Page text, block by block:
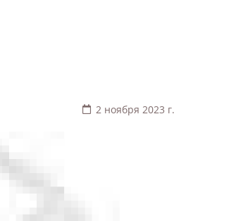
2 ноября 2023 г.